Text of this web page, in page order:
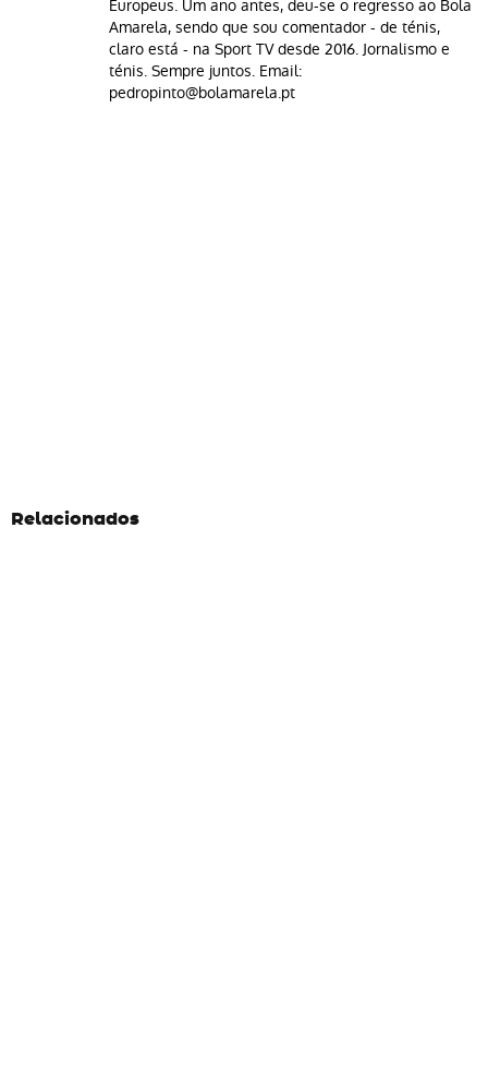
Europeus. Um ano antes, deu-se o regresso ao Bola
Amarela, sendo que sou comentador - de ténis,
claro está - na Sport TV desde 2016. Jornalismo e
ténis. Sempre juntos. Email:
pedropinto@bolamarela.pt
Relacionados